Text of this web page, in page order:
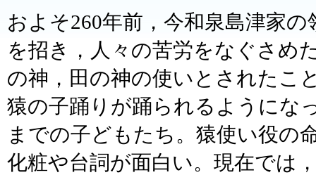
およそ260年前，今和泉島津家
を招き，人々の苦労をなぐさめ
の神，田の神の使いとされたこ
猿の子踊りが踊られるようにな
までの子どもたち。猿使い役の
化粧や台詞が面白い。現在では